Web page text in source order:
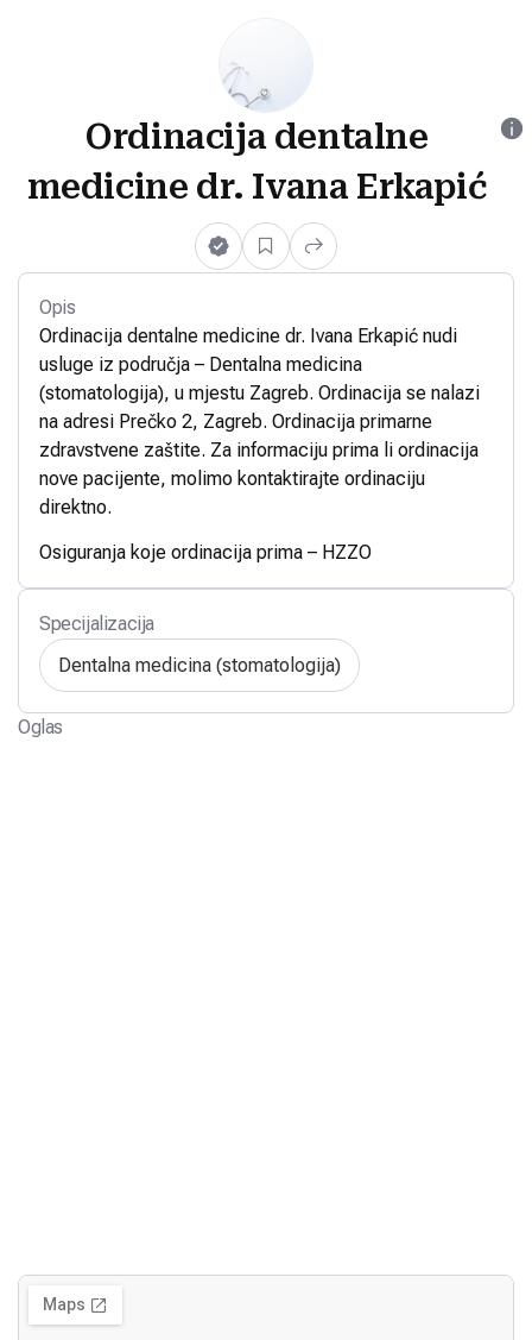
Ordinacija dentalne
medicine dr. Ivana Erkapić
Opis
Ordinacija dentalne medicine dr. Ivana Erkapić nudi
usluge iz područja – Dentalna medicina
(stomatologija), u mjestu Zagreb. Ordinacija se nalazi
na adresi Prečko 2, Zagreb. Ordinacija primarne
zdravstvene zaštite. Za informaciju prima li ordinacija
nove pacijente, molimo kontaktirajte ordinaciju
direktno.
Osiguranja koje ordinacija prima – HZZO
Specijalizacija
Dentalna medicina (stomatologija)
Oglas